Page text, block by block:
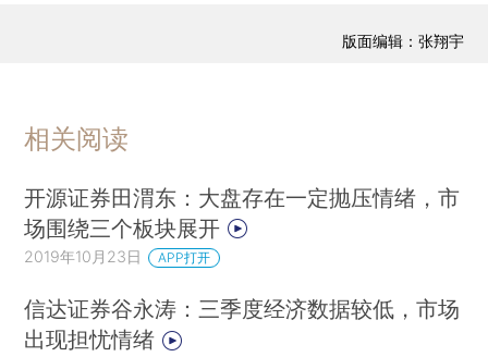
版面编辑：张翔宇
相关阅读
开源证券田渭东：大盘存在一定抛压情绪，市
场围绕三个板块展开
2019年10月23日 APP打开
信达证券谷永涛：三季度经济数据较低，市场
出现担忧情绪